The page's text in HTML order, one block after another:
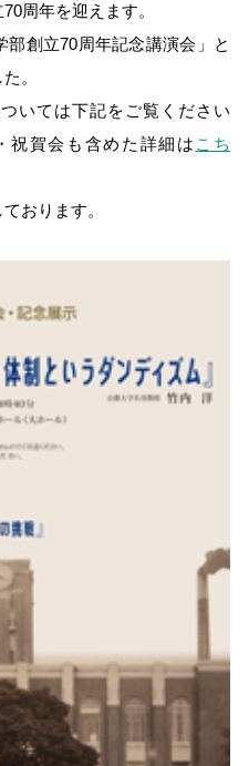
周年を迎えます。
創立70周年記念講演会」と
。
いては下記をご覧ください
祝賀会も含めた詳細は こち
おります。